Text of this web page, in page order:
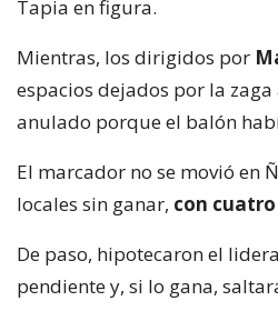
Tapia en figura.
Mientras, los dirigidos por
espacios dejados por la zaga
anulado porque el balón
El marcador no se movió en
locales sin ganar, con
De paso, hipotecaron el
pendiente y, si lo gana,